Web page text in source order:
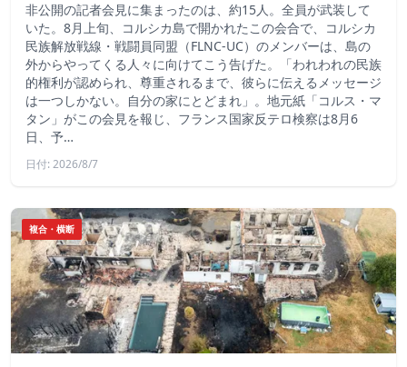
非公開の記者会見に集まったのは、約15人。全員が武装して
いた。8月上旬、コルシカ島で開かれたこの会合で、コルシカ
民族解放戦線・戦闘員同盟（FLNC-UC）のメンバーは、島の
外からやってくる人々に向けてこう告げた。「われわれの民族
的権利が認められ、尊重されるまで、彼らに伝えるメッセージ
は一つしかない。自分の家にとどまれ」。地元紙「コルス・マ
タン」がこの会見を報じ、フランス国家反テロ検察は8月6
日、予…
日付: 2026/8/7
複合・横断